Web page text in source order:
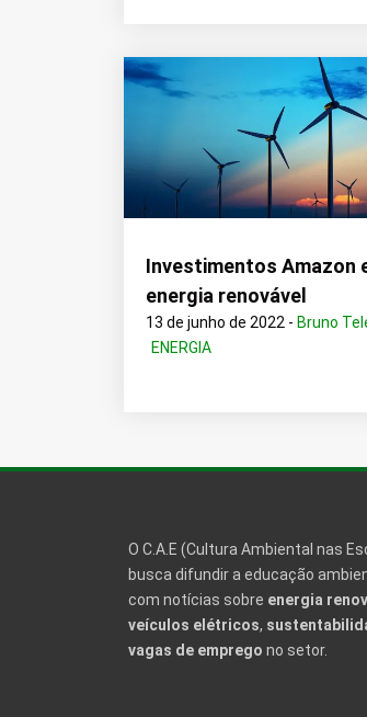
Investimentos Amazon
energia renovável
13 de junho de 2022 - Bruno
ENERGIA
O C.A.E (Cultura Ambiental nas
busca difundir a educação
com notícias sobre energia
veículos elétricos,
vagas de emprego no setor.